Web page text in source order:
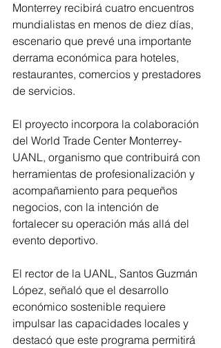
Monterrey recibirá cuatro encuentros
mundialistas en menos de diez días,
escenario que prevé una importante
derrama económica para hoteles,
restaurantes, comercios y prestadores
de servicios.
El proyecto incorpora la colaboración
del World Trade Center Monterrey-
UANL, organismo que contribuirá con
herramientas de profesionalización y
acompañamiento para pequeños
negocios, con la intención de
fortalecer su operación más allá del
evento deportivo.
El rector de la UANL, Santos Guzmán
López, señaló que el desarrollo
económico sostenible requiere
impulsar las capacidades locales y
destacó que este programa permitirá